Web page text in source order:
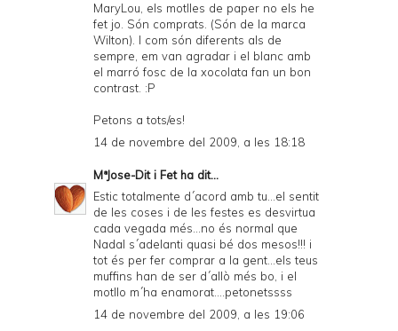
MaryLou, els motlles de paper no els he
fet jo. Són comprats. (Són de la marca
Wilton). I com són diferents als de
sempre, em van agradar i el blanc amb
el marró fosc de la xocolata fan un bon
contrast. :P
Petons a tots/es!
14 de novembre del 2009, a les 18:18
MªJose-Dit i Fetha dit...
Estic totalmente d´acord amb tu...el sentit
de les coses i de les festes es desvirtua
cada vegada més...no és normal que
Nadal s´adelanti quasi bé dos mesos!!! i
tot és per fer comprar a la gent...els teus
muffins han de ser d´allò més bo, i el
motllo m´ha enamorat....petonetssss
14 de novembre del 2009, a les 19:06